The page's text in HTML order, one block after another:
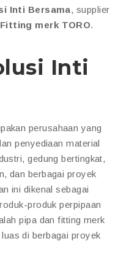
Inti Bersama, supplier
merk TORO.
Inti
perusahaan yang
penyediaan material
gedung bertingkat,
dan berbagai proyek
ini dikenal sebagai
produk perpipaan
pipa dan fitting merk
di berbagai proyek